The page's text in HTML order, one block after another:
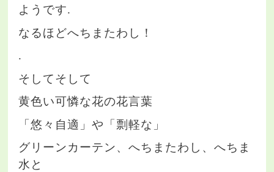
ようです.
なるほどへちまたわし！
.
そしてそして
黄色い可憐な花の花言葉
「悠々自適」や「剽軽な」
グリーンカーテン、へちまたわし、へちま
水と